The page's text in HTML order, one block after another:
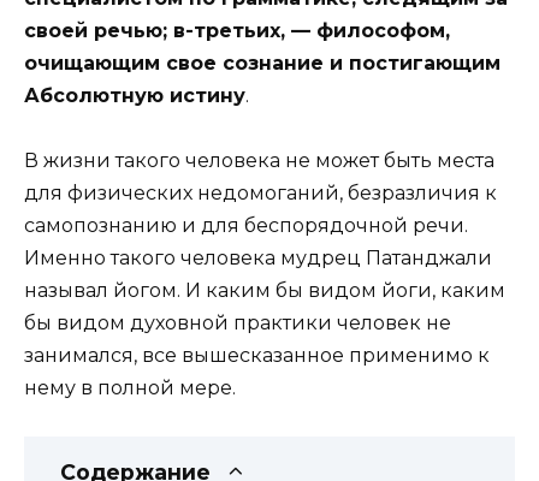
своей речью; в-третьих, — философом,
очищающим свое сознание и постигающим
Абсолютную истину.
В жизни такого человека не может быть места
для физических недомоганий, безразличия к
самопознанию и для беспорядочной речи.
Именно такого человека мудрец Патанджали
называл йогом. И каким бы видом йоги, каким
бы видом духовной практики человек не
занимался, все вышесказанное применимо к
нему в полной мере.
Содержание